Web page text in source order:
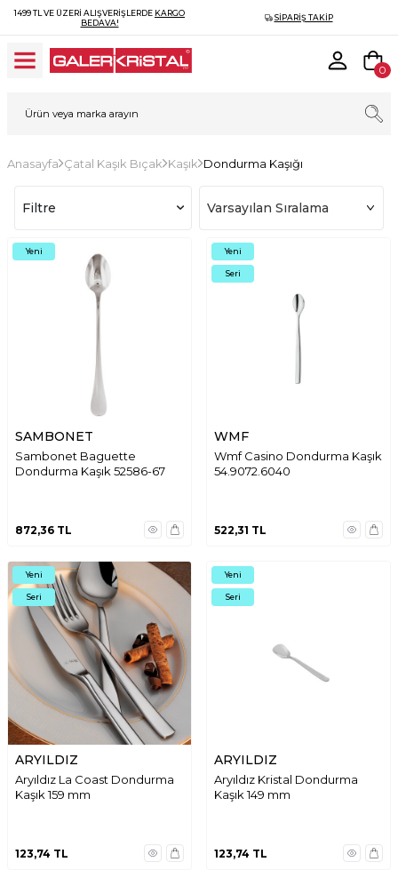
1499 TL VE ÜZERI ALIŞVERIŞLERDE KARGO
BEDAVA!
SIPARIŞ TAKIP
0
Anasayfa Çatal Kaşık Bıçak Kaşık Dondurma Kaşığı
Filtre
Yeni
SAMBONET
Sambonet Baguette
Dondurma Kaşık 52586-67
872,36 TL
Yeni
Seri
WMF
Wmf Casino Dondurma Kaşık
54.9072.6040
522,31 TL
Yeni
Seri
ARYILDIZ
Aryıldız La Coast Dondurma
Kaşık 159 mm
123,74 TL
Yeni
Seri
ARYILDIZ
Aryıldız Kristal Dondurma
Kaşık 149 mm
123,74 TL